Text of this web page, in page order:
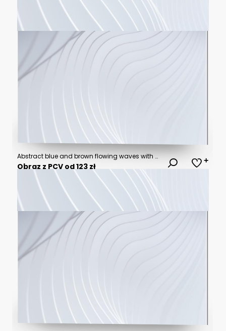
Abstract blue and brown flowing waves with soft motion blur effect for modern digital background, elegant liquid texture for website banner or presentation
Obraz z PCV od 123 zł